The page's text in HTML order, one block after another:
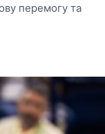
перемогу та